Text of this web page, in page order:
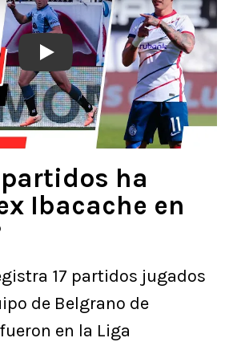
Play
ha
Ibacache en
17 partidos jugados
de Belgrano de
en la Liga